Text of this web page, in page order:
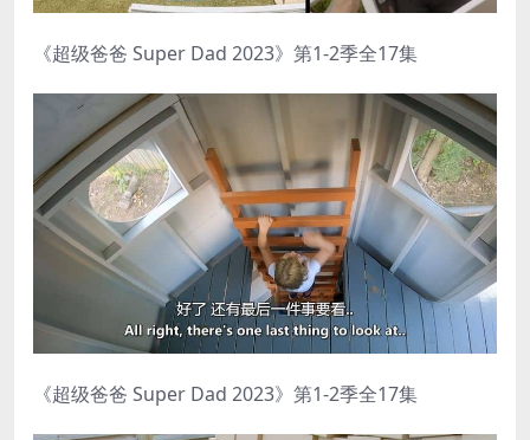
《超级爸爸 Super Dad 2023》第1-2季全17集
《超级爸爸 Super Dad 2023》第1-2季全17集